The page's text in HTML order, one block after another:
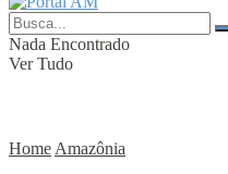
Nada Encontrado
Ver Tudo
Home Amazônia